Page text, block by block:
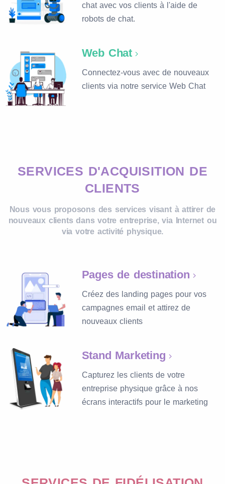
chat avec vos clients à l'aide de
robots de chat.
Web Chat
Connectez-vous avec de nouveaux
clients via notre service Web Chat
SERVICES D'ACQUISITION DE
CLIENTS
Nous vous proposons des services visant à attirer de
nouveaux clients dans votre entreprise, via Internet ou
via votre activité physique.
Pages de destination
Créez des landing pages pour vos
campagnes email et attirez de
nouveaux clients
Stand Marketing
Capturez les clients de votre
entreprise physique grâce à nos
écrans interactifs pour le marketing